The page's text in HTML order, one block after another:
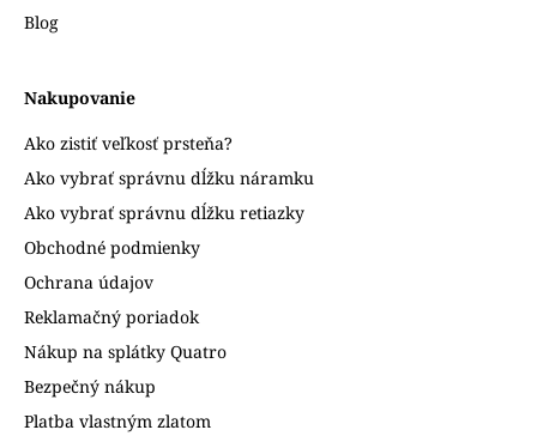
Blog
Nakupovanie
Ako zistiť veľkosť prsteňa?
Ako vybrať správnu dĺžku náramku
Ako vybrať správnu dĺžku retiazky
Obchodné podmienky
Ochrana údajov
Reklamačný poriadok
Nákup na splátky Quatro
Bezpečný nákup
Platba vlastným zlatom